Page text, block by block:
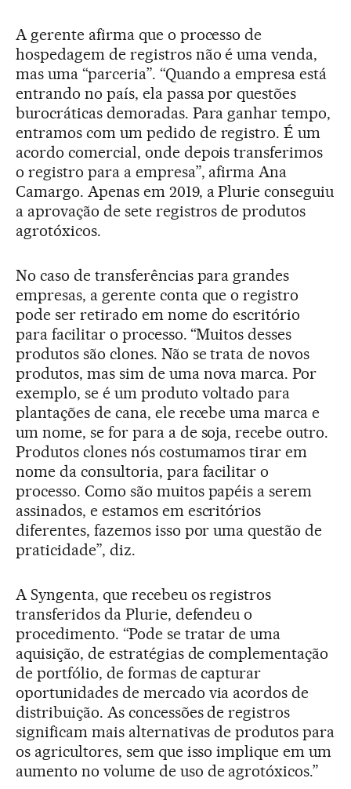
A gerente afirma que o processo de
hospedagem de registros não é uma venda,
mas uma “parceria”. “Quando a empresa está
entrando no país, ela passa por questões
burocráticas demoradas. Para ganhar tempo,
entramos com um pedido de registro. É um
acordo comercial, onde depois transferimos
o registro para a empresa”, afirma Ana
Camargo. Apenas em 2019, a Plurie conseguiu
a aprovação de sete registros de produtos
agrotóxicos.
No caso de transferências para grandes
empresas, a gerente conta que o registro
pode ser retirado em nome do escritório
para facilitar o processo. “Muitos desses
produtos são clones. Não se trata de novos
produtos, mas sim de uma nova marca. Por
exemplo, se é um produto voltado para
plantações de cana, ele recebe uma marca e
um nome, se for para a de soja, recebe outro.
Produtos clones nós costumamos tirar em
nome da consultoria, para facilitar o
processo. Como são muitos papéis a serem
assinados, e estamos em escritórios
diferentes, fazemos isso por uma questão de
praticidade”, diz.
A Syngenta, que recebeu os registros
transferidos da Plurie, defendeu o
procedimento. “Pode se tratar de uma
aquisição, de estratégias de complementação
de portfólio, de formas de capturar
oportunidades de mercado via acordos de
distribuição. As concessões de registros
significam mais alternativas de produtos para
os agricultores, sem que isso implique em um
aumento no volume de uso de agrotóxicos.”